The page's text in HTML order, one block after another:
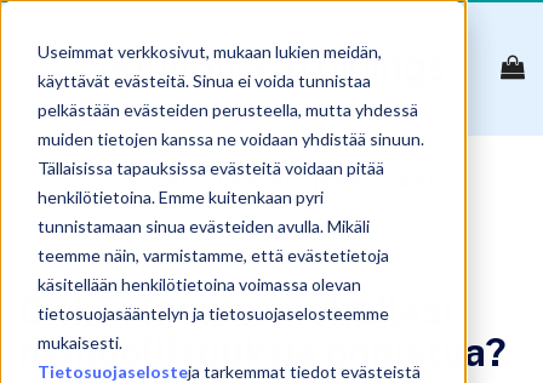
Useimmat verkkosivut, mukaan lukien meidän,
käyttävät evästeitä. Sinua ei voida tunnistaa
pelkästään evästeiden perusteella, mutta yhdessä
muiden tietojen kanssa ne voidaan yhdistää sinuun.
Tällaisissa tapauksissa evästeitä voidaan pitää
henkilötietoina. Emme kuitenkaan pyri
tunnistamaan sinua evästeiden avulla. Mikäli
teemme näin, varmistamme, että evästetietoja
käsitellään henkilötietoina voimassa olevan
tietosuojasääntelyn ja tietosuojaselosteemme
mukaisesti.
Tietosuojaselosteja tarkemmat tiedot evästeistä
Skip
content
TAG ARCHIVES: BUSINESS CASE
BLOGI
Onko sinun projektillasi
mahdollisuuksia onnistua?